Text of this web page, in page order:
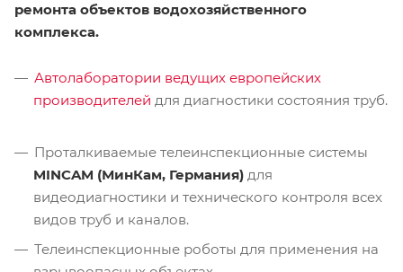
ремонта объектов водохозяйственного
комплекса.
Автолаборатории ведущих европейских
производителей для диагностики состояния труб.
Проталкиваемые телеинспекционные системы
MINCAM (МинКам, Германия) для
видеодиагностики и технического контроля всех
видов труб и каналов.
Телеинспекционные роботы для применения на